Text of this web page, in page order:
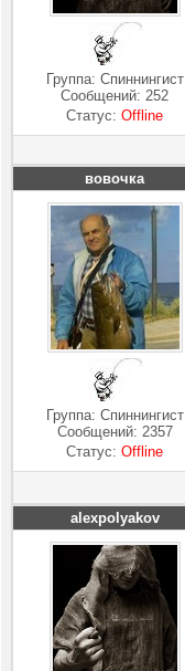
Группа: Спиннингист
Сообщений:252
Статус:Offline
вовочка
Группа: Спиннингист
Сообщений: 2357
Статус:Offline
alexpolyakov